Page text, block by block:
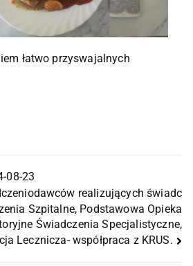
łatwo przyswajalnych
08-23
realizujących świadc
Szpitalne, Podstawowa Opieka
Świadczenia Specjalistyczne,
Lecznicza- współpraca z KRUS.